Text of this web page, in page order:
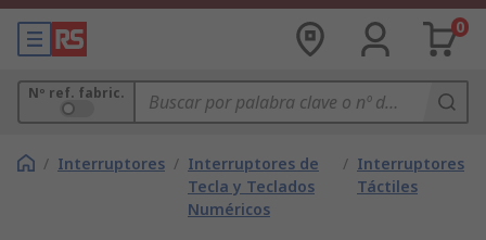
0
Nº ref. fabric.
/ Interruptores / Interruptores de
Tecla y Teclados
Numéricos
/ Interruptores
Táctiles